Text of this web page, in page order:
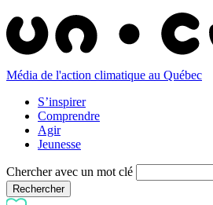
Média de l'action climatique au Québec
S’inspirer
Comprendre
Agir
Jeunesse
Chercher avec un mot clé
Rechercher